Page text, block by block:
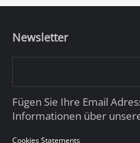
Newsletter
Fügen Sie Ihre Email
Informationen über
Cookies Statements